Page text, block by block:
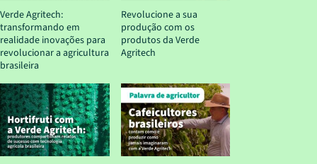
Verde Agritech:
transformando em
realidade inovações para
revolucionar a agricultura
brasileira
Revolucione a sua
produção com os
produtos da Verde
Agritech